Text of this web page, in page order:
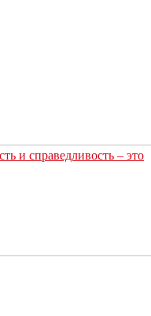
и справедливость – это